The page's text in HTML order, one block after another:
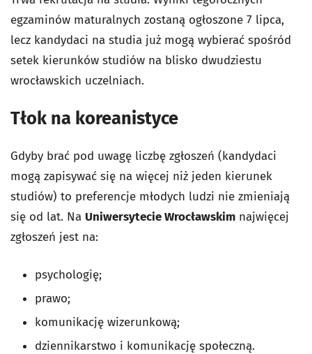
egzaminów maturalnych zostaną ogłoszone 7 lipca,
lecz kandydaci na studia już mogą wybierać spośród
setek kierunków studiów na blisko dwudziestu
wrocławskich uczelniach.
Tłok na koreanistyce
Gdyby brać pod uwagę liczbę zgłoszeń (kandydaci
mogą zapisywać się na więcej niż jeden kierunek
studiów) to preferencje młodych ludzi nie zmieniają
się od lat. Na Uniwersytecie Wrocławskim najwięcej
zgłoszeń jest na:
psychologię;
prawo;
komunikację wizerunkową;
dziennikarstwo i komunikację społeczną.